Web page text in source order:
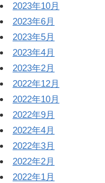
2023年10月
2023年6月
2023年5月
2023年4月
2023年2月
2022年12月
2022年10月
2022年9月
2022年4月
2022年3月
2022年2月
2022年1月